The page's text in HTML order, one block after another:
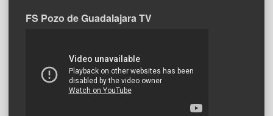
FS Pozo de Guadalajara TV